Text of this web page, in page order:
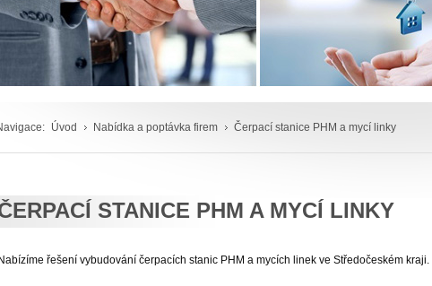
Úvod Nabídka a poptávka firem Čerpací stanice PHM a mycí linky
STANICE PHM A MYCÍ LINKY
Nabízíme řešení vybudování čerpacích stanic PHM a mycích linek ve Středočeském kraji.